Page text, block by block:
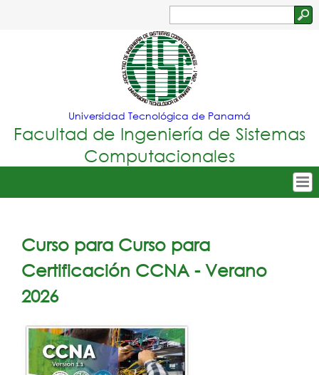
Jump to navigation
Formulario
de
búsqueda
Universidad Tecnológica de Panamá
Facultad de Ingeniería de Sistemas
Computacionales
Menu
Principal
Nuestra Facultad
Oferta Académica
Investigación
Servicios
Curso para Curso para
Certificación CCNA - Verano
2026